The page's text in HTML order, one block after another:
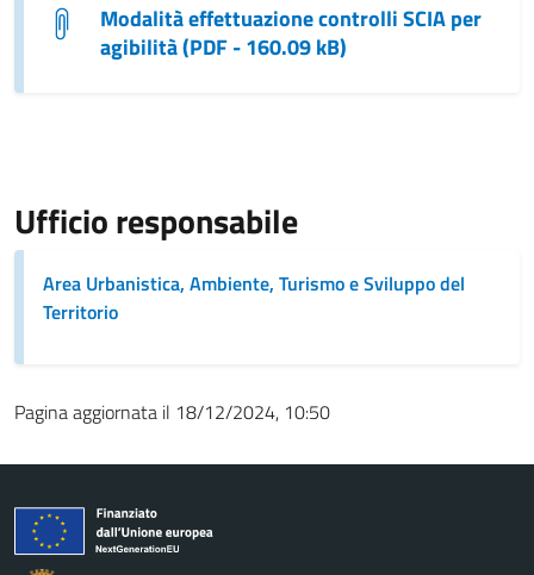
Modalità effettuazione controlli SCIA per
agibilità (PDF - 160.09 kB)
Ufficio responsabile
Area Urbanistica, Ambiente, Turismo e Sviluppo del
Territorio
Pagina aggiornata il 18/12/2024, 10:50